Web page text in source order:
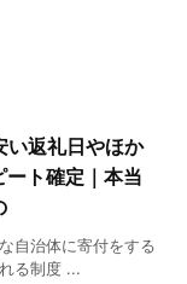
返礼日やほか
ト確定｜本当
自治体に寄付をする
る制度 ...